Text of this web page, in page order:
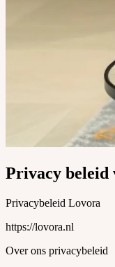
Privacy beleid
Privacybeleid Lovora
https://lovora.nl
Over ons privacybeleid